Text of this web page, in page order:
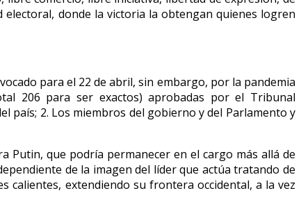
donde la victoria la obtengan quienes logren
para el 22 de abril, sin embargo, por la pandemia
206 para ser exactos) aprobadas por el Tribunal
país; 2. Los miembros del gobierno y del Parlamento y
Putin, que podría permanecer en el cargo más allá de
de la imagen del líder que actúa tratando de
calientes, extendiendo su frontera occidental, a la vez